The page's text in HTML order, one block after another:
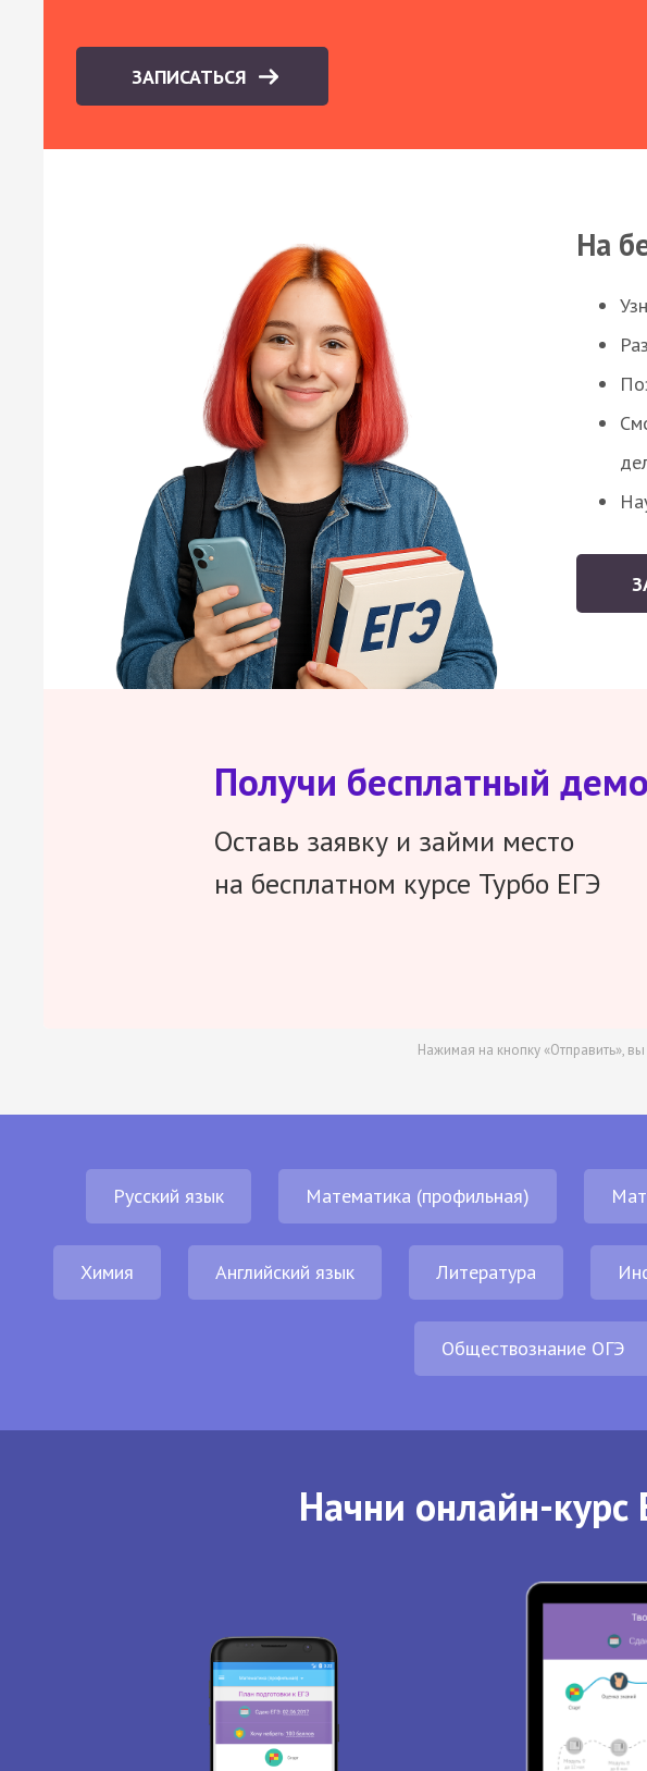
ЗАПИСАТЬСЯ
На
Получи бесплатный
Оставь заявку и займи место
на бесплатном курсе Турбо ЕГЭ
Нажимая на кнопку «Отправить»,
Русский язык Математика (профильная)
Химия Английский язык Литература
Обществознание ОГЭ
Начни онлайн-курс